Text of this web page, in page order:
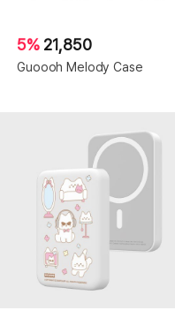
5% 21,850
Guoooh Melody Case